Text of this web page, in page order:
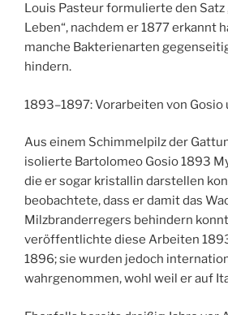
Louis Pasteur formulierte den
Leben“, nachdem er 1877 erkannt
manche Bakterienarten
hindern.
1893–1897: Vorarbeiten von Gosio
Aus einem Schimmelpilz der
isolierte Bartolomeo Gosio 1893
die er sogar kristallin darstellen
beobachtete, dass er damit das
Milzbranderregers behindern
veröffentlichte diese Arbeiten
1896; sie wurden jedoch
wahrgenommen, wohl weil er auf